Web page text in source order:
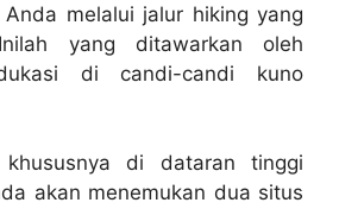
melalui jalur hiking yang
yang ditawarkan oleh
di candi-candi kuno
di dataran tinggi
akan menemukan dua situs